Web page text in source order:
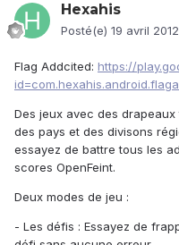
Hexahis
Posté(e) 19 avril 2012
Flag Addcited: https://
Des jeux avec des
des pays et des divisons
essayez de battre tous les
scores OpenFeint.
Deux modes de jeu :
- Les défis : Essayez de